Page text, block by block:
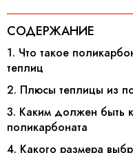
СОДЕРЖАНИЕ
1. Что такое
теплиц
2. Плюсы теплицы из
3. Каким должен быть
поликарбоната
4. Какого размера